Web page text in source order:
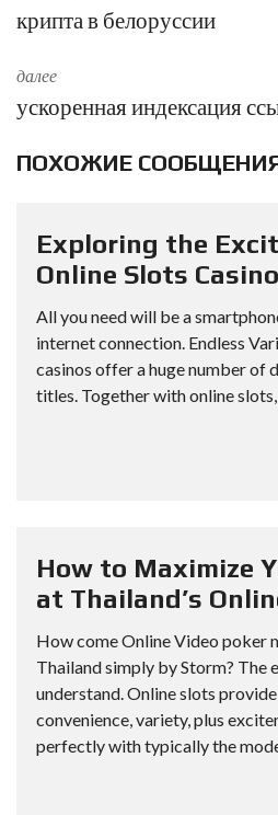
крипта в белоруссии
далее
ускоренная индексация
ПОХОЖИЕ
Exploring the
Online Slots
All you need will be a
internet connection. Endless
casinos offer a huge number of
titles. Together with online
How to Maximize
at Thailand’s
How come Online Video poker
Thailand simply by Storm? The
understand. Online slots
convenience, variety, plus
perfectly with typically the